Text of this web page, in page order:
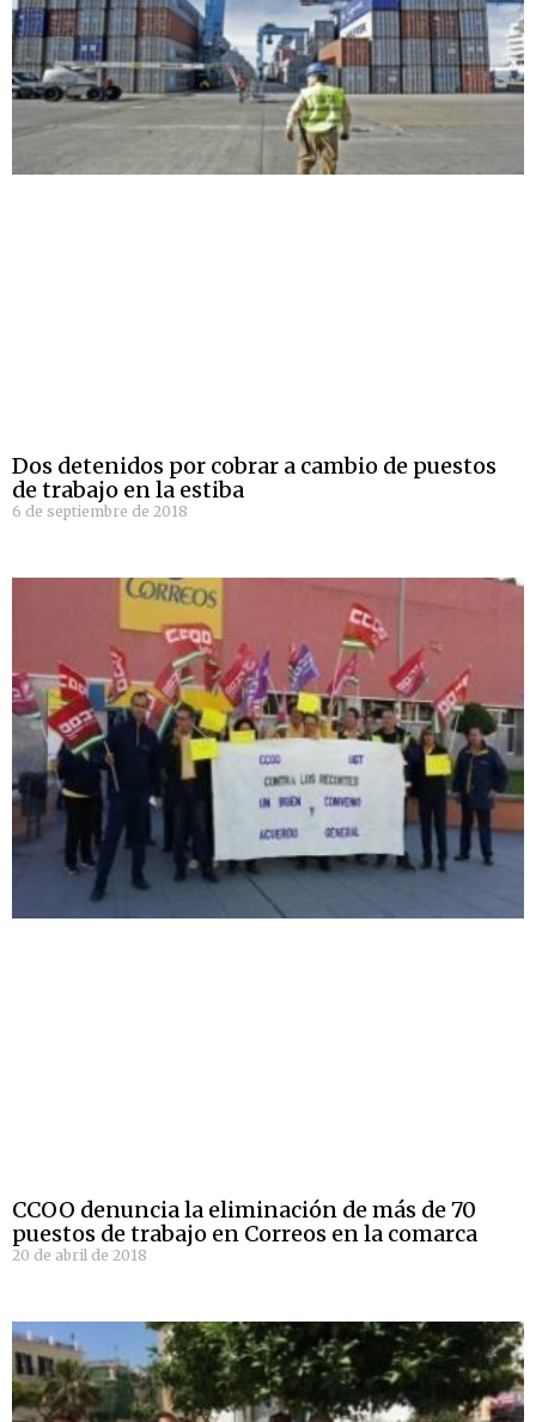
Dos detenidos por cobrar a cambio de puestos
de trabajo en la estiba
6 de septiembre de 2018
CCOO denuncia la eliminación de más de 70
puestos de trabajo en Correos en la comarca
20 de abril de 2018